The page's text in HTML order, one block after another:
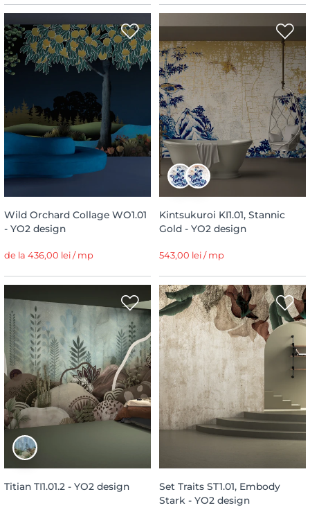
Wild Orchard Collage WO1.01
- YO2 design
de la 436,00 lei / mp
Kintsukuroi KI1.01, Stannic
Gold - YO2 design
543,00 lei / mp
Titian TI1.01.2 - YO2 design
Set Traits ST1.01, Embody
Stark - YO2 design